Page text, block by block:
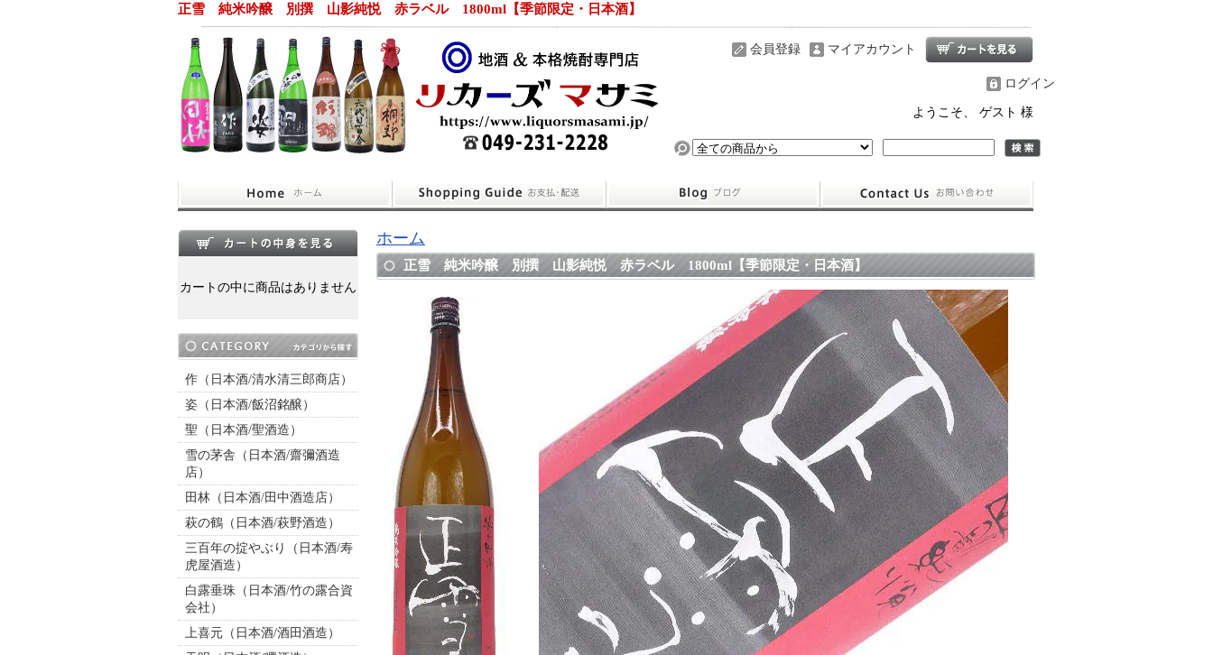
正雪 純米吟醸 別撰 山影純悦 赤ラベル 1800ml【季節限定・日本酒】
マイアカウント
会員登録
ログイン
ようこそ、 ゲスト 様
カートの中に商品はありません
作（日本酒/清水清三郎商店）
姿（日本酒/飯沼銘醸）
聖（日本酒/聖酒造）
雪の茅舎（日本酒/齋彌酒造
店）
田林（日本酒/田中酒造店）
萩の鶴（日本酒/萩野酒造）
三百年の掟やぶり（日本酒/寿
虎屋酒造）
白露垂珠（日本酒/竹の露合資
会社）
上喜元（日本酒/酒田酒造）
ホーム
正雪 純米吟醸 別撰 山影純悦 赤ラベル 1800ml【季節限定・日本酒】